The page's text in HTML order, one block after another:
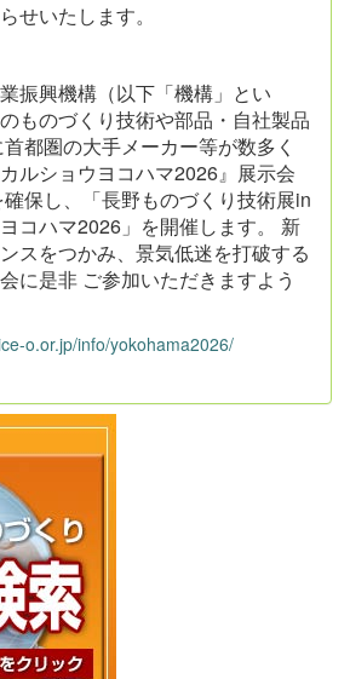
せいたします。
振興機構（以下「機構」とい
ものづくり技術や部品・自社製品
都圏の大手メーカー等が数多く
ルショウヨコハマ2026』展示会
保し、「長野ものづくり技術展in
コハマ2026」を開催します。 新
スをつかみ、景気低迷を打破する
に是非 ご参加いただきますよう
o.or.jp/info/yokohama2026/